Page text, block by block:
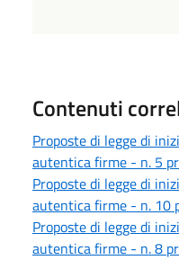
Contenuti
Proposte di legge di
autentica firme - n. 5
Proposte di legge di
autentica firme - n. 10
Proposte di legge di
autentica firme - n. 8